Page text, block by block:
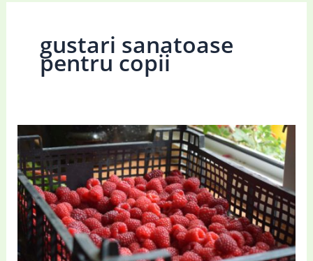
gustari sanatoase
pentru copii